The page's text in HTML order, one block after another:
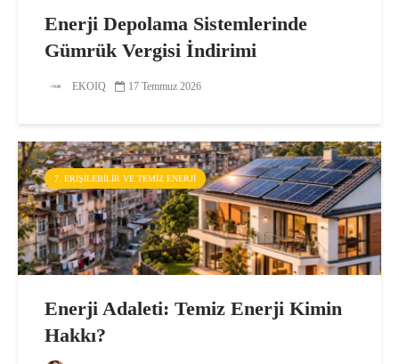
Enerji Depolama Sistemlerinde
Gümrük Vergisi İndirimi
EKOIQ 17 Temmuz 2026
7. ERIŞILEBILIR VE TEMIZ ENERJI
Enerji Adaleti: Temiz Enerji Kimin
Hakkı?